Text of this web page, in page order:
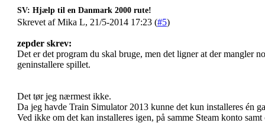
SV: Hjælp til en Danmark 2000 rute!
Skrevet af Mika L, 21/5-2014 17:23 (#5)
zepder skrev:
Det er det program du skal bruge, men det ligner at der mangler
geninstallere spillet.
Det tør jeg nærmest ikke.
Da jeg havde Train Simulator 2013 kunne det kun installeres én
Ved ikke om det kan installeres igen, på samme Steam konto samt